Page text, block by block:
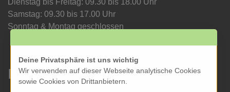
Samstag: 09.30 bis 17.00 Uhr
Sonntag & Montag geschlossen
Informationen
Deine Privatsphäre ist uns wichtig
Wir verwenden auf dieser Webseite analytische Cookies
sowie Cookies von Drittanbietern.